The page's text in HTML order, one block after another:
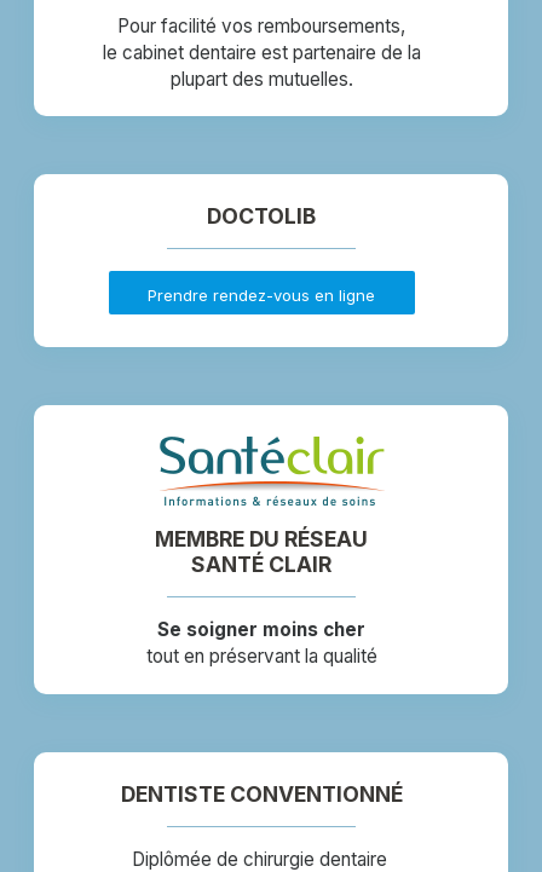
Pour facilité vos remboursements,
le cabinet dentaire est partenaire de la
plupart des mutuelles.
DOCTOLIB
Prendre rendez-vous en ligne
MEMBRE DU RÉSEAU
SANTÉ CLAIR
Se soigner moins cher
tout en préservant la qualité
DENTISTE CONVENTIONNÉ
Diplômée de chirurgie dentaire